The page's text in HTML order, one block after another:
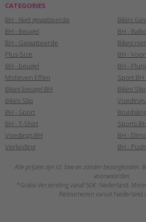
CATEGORIES
BH - Niet gewatteerde
BH - Beugel
BH - Gewatteerde
Plus-Size
BH - beugel
Motieven Effen
Bikini beugel BH
Bikini Slip
BH - Sport
BH - T-Shirt
Voedings BH
Verleiding
Bikini
BH -
Bikini
BH -
BH -
Sport
Bikini Slip
Sports
BH -
BH -
Alle prijzen zijn icl. btw en zonder bezorgkosten.
voorwaarden.
*Gratis Verzending vanaf 50€: Nederland.
Retourneren vanuit Nederland